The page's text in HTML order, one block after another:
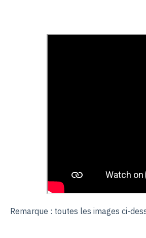
Remarque : toutes les images ci-